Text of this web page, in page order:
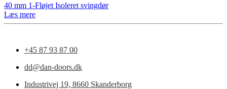
40 mm 1-Fløjet Isoleret svingdør
Læs mere
+45 87 93 87 00
dd@dan-doors.dk
Industrivej 19, 8660 Skanderborg